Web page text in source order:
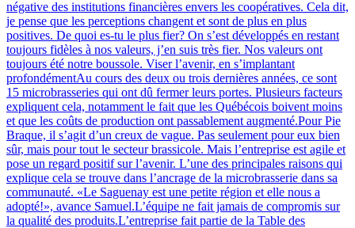
négative des institutions financières envers les coopératives. Cela dit,
je pense que les perceptions changent et sont de plus en plus
positives. De quoi es-tu le plus fier? On s’est développés en restant
toujours fidèles à nos valeurs, j’en suis très fier. Nos valeurs ont
toujours été notre boussole. Viser l’avenir, en s’implantant
profondémentAu cours des deux ou trois dernières années, ce sont
15 microbrasseries qui ont dû fermer leurs portes. Plusieurs facteurs
expliquent cela, notamment le fait que les Québécois boivent moins
et que les coûts de production ont passablement augmenté.Pour Pie
Braque, il s’agit d’un creux de vague. Pas seulement pour eux bien
sûr, mais pour tout le secteur brassicole. Mais l’entreprise est agile et
pose un regard positif sur l’avenir. L’une des principales raisons qui
explique cela se trouve dans l’ancrage de la microbrasserie dans sa
communauté. «Le Saguenay est une petite région et elle nous a
adopté!», avance Samuel.L’équipe ne fait jamais de compromis sur
la qualité des produits.L’entreprise fait partie de la Table des